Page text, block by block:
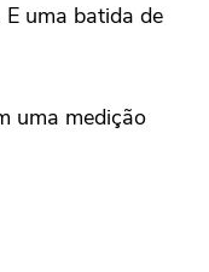
uma batida de
uma medição